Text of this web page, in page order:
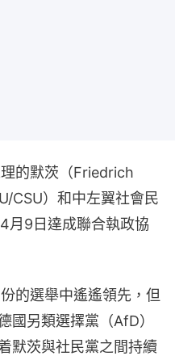
的默茨（Friedrich
CSU）和中左翼社會民
月9日達成聯合執政協
的選舉中遙遙領先，但
國另類選擇黨（AfD）
默茨與社民黨之間持續